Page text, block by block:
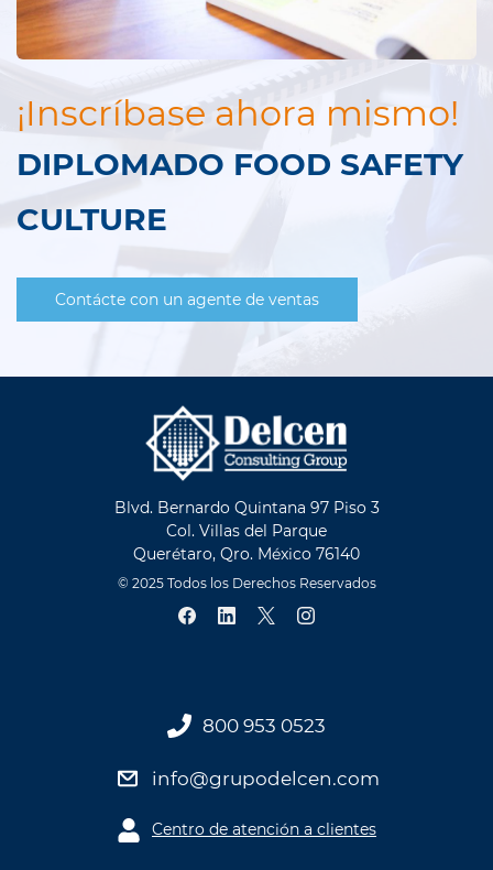
¡Inscríbase ahora mismo!
DIPLOMADO FOOD SAFETY
CULTURE
Contácte con un agente de ventas
Blvd. Bernardo Quintana 97 Piso 3
Col. Villas del Parque
Querétaro, Qro. México 76140
© 2025 Todos los Derechos Reservados
800 953 0523
info@grupodelcen.com
Centro de atención a clientes